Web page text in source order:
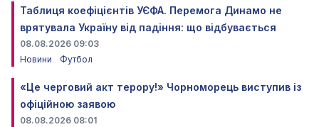
Таблиця коефіцієнтів УЄФА. Перемога Динамо не
врятувала Україну від падіння: що відбувається
08.08.2026 09:03
Новини
Футбол
«Це черговий акт терору!» Чорноморець виступив із
офіційною заявою
08.08.2026 08:01